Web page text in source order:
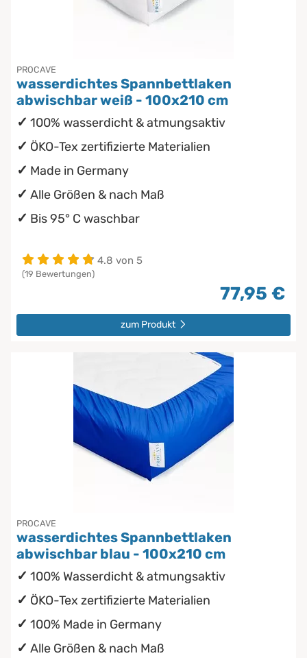
PROCAVE
wasserdichtes Spannbettlaken
abwischbar weiß - 100x210 cm
100% wasserdicht & atmungsaktiv
ÖKO-Tex zertifizierte Materialien
Made in Germany
Alle Größen & nach Maß
Bis 95° C waschbar
4.8 von 5
(19 Bewertungen)
77,95 €
zum Produkt
PROCAVE
wasserdichtes Spannbettlaken
abwischbar blau - 100x210 cm
100% Wasserdicht & atmungsaktiv
ÖKO-Tex zertifizierte Materialien
100% Made in Germany
Alle Größen & nach Maß
wasserdichte Matratzenschoner
Pflegematratzen
Matratzen nach Maß
Die besten Sommerbettdecken
Die richtige Matratze kaufen